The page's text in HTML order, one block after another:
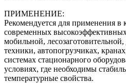
ПРИМЕНЕНИЕ:
Рекомендуется для применения в
современных
мобильной,
техники, автопогрузчиках,
системах стационарного
условиях, где необходимы
температурные свойства.